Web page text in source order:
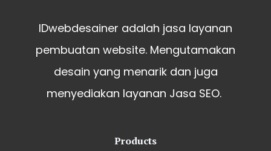
IDwebdesainer adalah jasa layanan
pembuatan website. Mengutamakan
desain yang menarik dan juga
menyediakan layanan Jasa SEO.
Products